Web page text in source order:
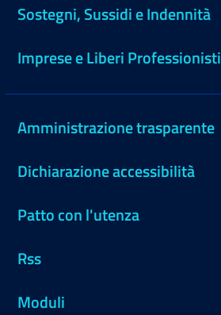
Sostegni, Sussidi e Indennità
Imprese e Liberi Professionisti
Amministrazione trasparente
Dichiarazione accessibilità
Patto con l'utenza
Rss
Moduli